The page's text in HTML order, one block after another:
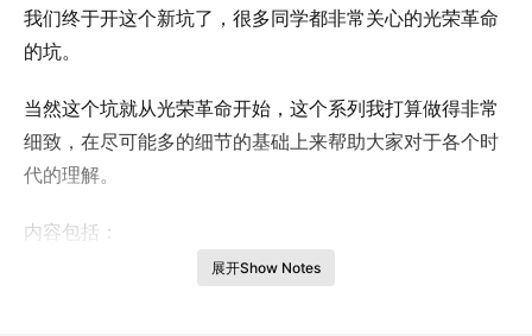
我们终于开这个新坑了，很多同学都非常关心的光荣革命
的坑。
当然这个坑就从光荣革命开始，这个系列我打算做得非常
细致，在尽可能多的细节的基础上来帮助大家对于各个时
代的理解。
内容包括：
1 光荣革命的各种理解方式
展开Show Notes